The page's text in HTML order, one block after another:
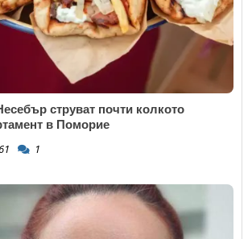
струват почти колкото
в Поморие
1